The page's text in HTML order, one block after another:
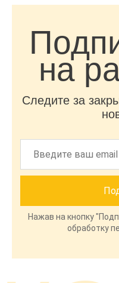
на
Следите за
Нажав на кнопку
обработку